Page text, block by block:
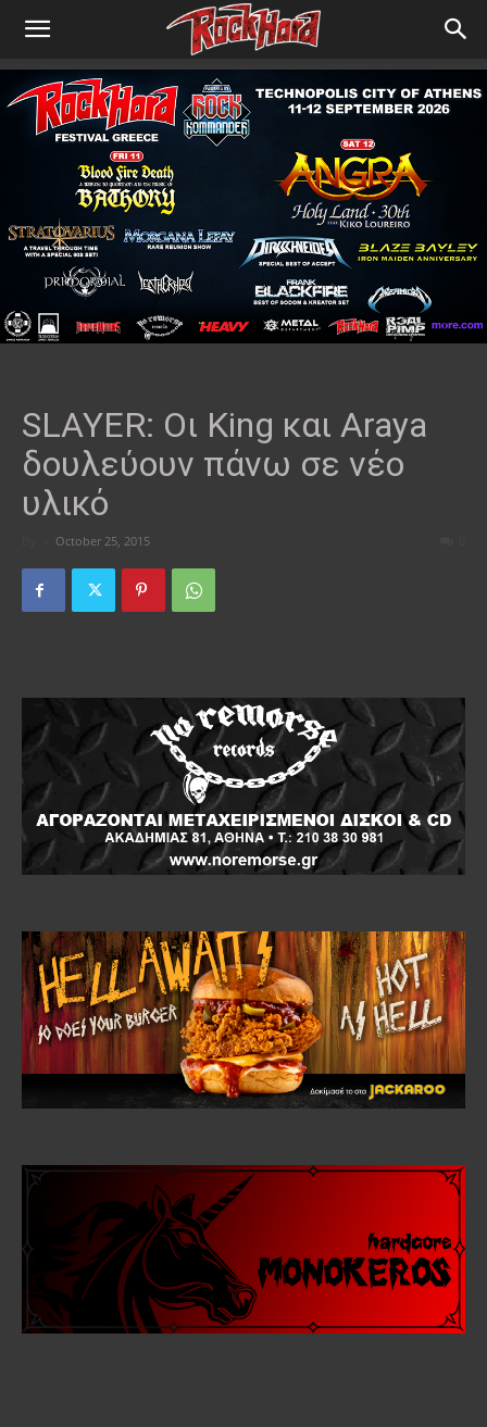
SLAYER: Οι King και Araya
δουλεύουν πάνω σε νέο
υλικό
October 25, 2015